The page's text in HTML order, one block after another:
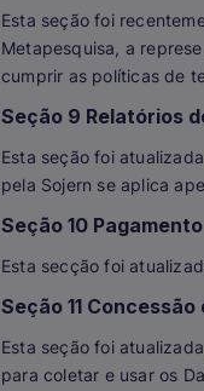
Esta seção foi
Metapesquisa, a
cumprir as políticas de
Seção 9 Relatórios
Esta seção foi
pela Sojern se aplica
Seção 10 Pagamento
Esta secção foi
Seção 11
Esta seção foi
para coletar e usar os